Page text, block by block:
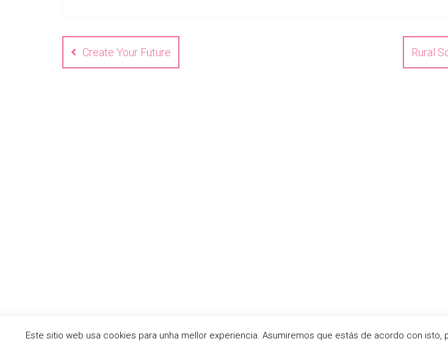
Navegación
de
entradas
Create Your Future Rural
Este sitio web usa cookies para unha mellor experiencia. Asumiremos que estás de acordo con